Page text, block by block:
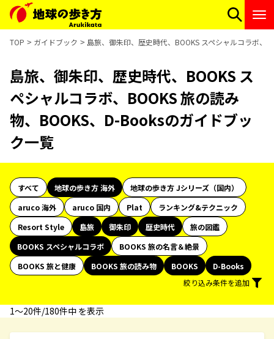
TOP ガイドブック 島旅、御朱印、歴史時代、BOOKS スペシャルコラボ、
島旅、御朱印、歴史時代、BOOKS ス
ペシャルコラボ、BOOKS 旅の読み
物、BOOKS、D-Booksのガイドブッ
ク一覧
すべて 地球の歩き方 海外
地球の歩き方 Jシリーズ（国内）
aruco 海外
aruco 国内 Plat
ランキング&テクニック
Resort Style
島旅 御朱印 歴史時代
旅の図鑑
BOOKS スペシャルコラボ
BOOKS 旅の名言＆絶景
BOOKS 旅と健康
BOOKS 旅の読み物 BOOKS
D-Books
絞り込み条件を追加
1〜20件/180件中 を表示